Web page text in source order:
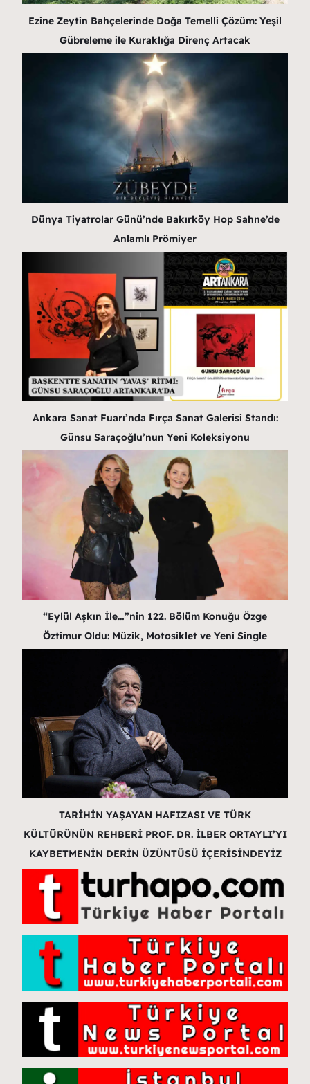
Ezine Zeytin Bahçelerinde Doğa Temelli Çözüm: Yeşil
Gübreleme ile Kuraklığa Direnç Artacak
Dünya Tiyatrolar Günü’nde Bakırköy Hop Sahne’de
Anlamlı Prömiyer
Ankara Sanat Fuarı’nda Fırça Sanat Galerisi Standı:
Günsu Saraçoğlu’nun Yeni Koleksiyonu
“Eylül Aşkın İle…”nin 122. Bölüm Konuğu Özge
Öztimur Oldu: Müzik, Motosiklet ve Yeni Single
TARİHİN YAŞAYAN HAFIZASI VE TÜRK
KÜLTÜRÜNÜN REHBERİ PROF. DR. İLBER ORTAYLI’YI
KAYBETMENİN DERİN ÜZÜNTÜSÜ İÇERİSİNDEYİZ